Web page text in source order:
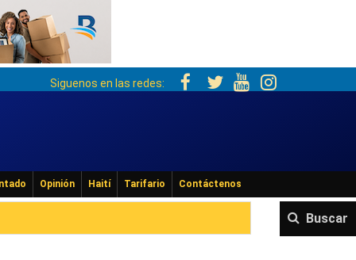
Siguenos en las redes:
Opinión Haití Tarifario Contáctenos
Buscar